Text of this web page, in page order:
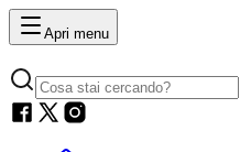
Apri menu